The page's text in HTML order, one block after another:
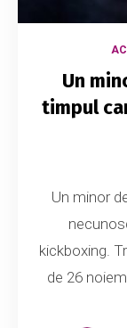
Un
timpul
Un minor
kickboxing.
de 26